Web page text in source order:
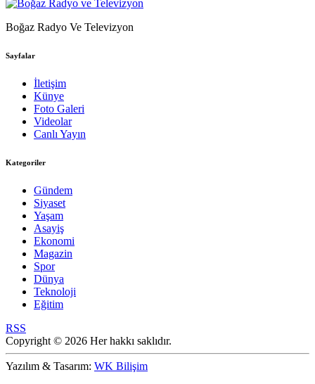
Boğaz Radyo Ve Televizyon
Sayfalar
İletişim
Künye
Foto Galeri
Videolar
Canlı Yayın
Kategoriler
Gündem
Siyaset
Yaşam
Asayiş
Ekonomi
Magazin
Spor
Dünya
Teknoloji
Eğitim
RSS
Copyright © 2026 Her hakkı saklıdır.
Yazılım & Tasarım: WK Bilişim